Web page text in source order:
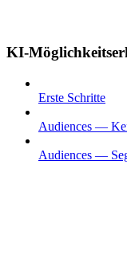
KI-
Erste Schritte
Audiences —
Audiences —